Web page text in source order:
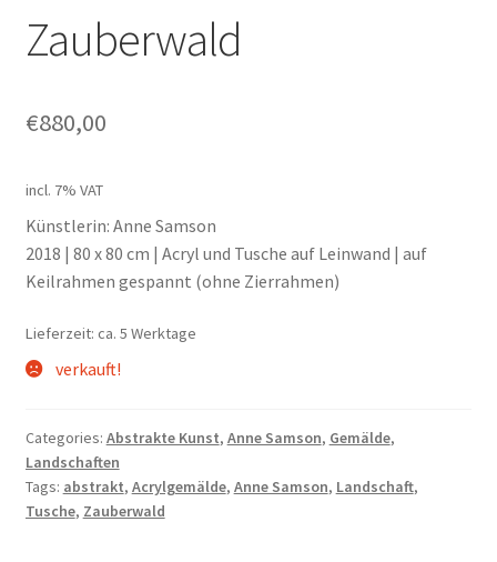
Leinwände
Linoldruck
Zubehör
Schule
Zauberwald
€880,00
incl. 7% VAT
Künstlerin: Anne Samson
2018 | 80 x 80 cm | Acryl und Tusche auf Leinwand | auf
Keilrahmen gespannt (ohne Zierrahmen)
Lieferzeit: ca. 5 Werktage
verkauft!
Categories: Abstrakte Kunst, Anne Samson, Gemälde,
Landschaften
Tags: abstrakt, Acrylgemälde, Anne Samson, Landschaft,
Tusche, Zauberwald